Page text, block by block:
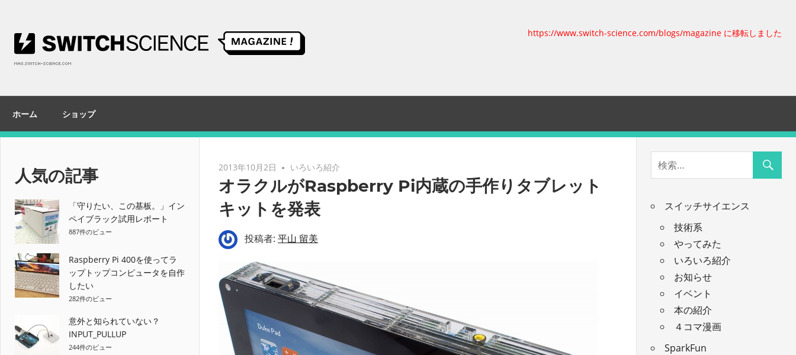
ッ
ッ
チ
サ
イ
エ
ン
ス
マ
https://www.switch-science.com/blogs/magazine に移転しました
ホーム ショップ
2013年10月2日 いろいろ紹介
オラクルがRaspberry Pi内蔵の手作りタブレット
キットを発表
投稿者: 平山 留美
人気の記事
「守りたい、この基板。」イン
ペイブラック試用レポート
887件のビュー
Raspberry Pi 400を使ってラ
ップトップコンピュータを自作
したい
282件のビュー
意外と知られていない？
INPUT_PULLUP
244件のビュー
スイッチサイエンス
技術系
やってみた
いろいろ紹介
お知らせ
イベント
本の紹介
４コマ漫画
SparkFun